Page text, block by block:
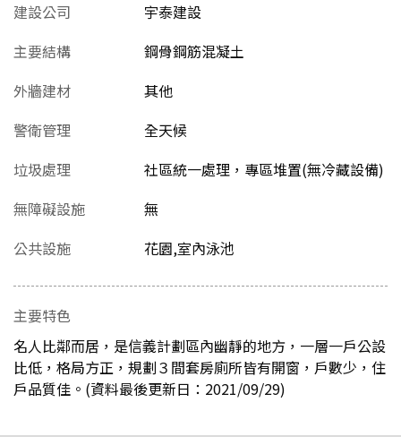
建設公司
宇泰建設
主要結構
鋼骨鋼筋混凝土
外牆建材
其他
警衛管理
全天候
垃圾處理
社區統一處理，專區堆置(無冷藏設備)
無障礙設施
無
公共設施
花園,室內泳池
主要特色
名人比鄰而居，是信義計劃區內幽靜的地方，一層一戶公設
比低，格局方正，規劃３間套房廁所皆有開窗，戶數少，住
戶品質佳。(資料最後更新日：2021/09/29)